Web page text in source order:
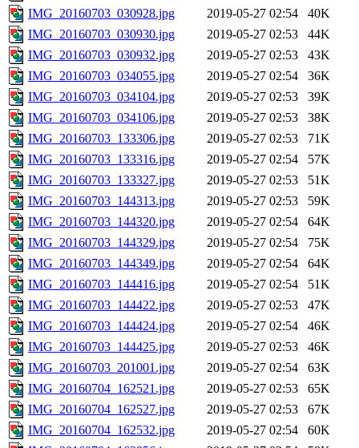
IMG_20160703_030928.jpg
2019-05-27 02:54
40K
IMG_20160703_030930.jpg
2019-05-27 02:53
44K
IMG_20160703_030932.jpg
2019-05-27 02:53
43K
IMG_20160703_034055.jpg
2019-05-27 02:54
36K
IMG_20160703_034104.jpg
2019-05-27 02:53
39K
IMG_20160703_034106.jpg
2019-05-27 02:53
38K
IMG_20160703_133306.jpg
2019-05-27 02:53
71K
IMG_20160703_133316.jpg
2019-05-27 02:54
57K
IMG_20160703_133327.jpg
2019-05-27 02:53
51K
IMG_20160703_144313.jpg
2019-05-27 02:53
59K
IMG_20160703_144320.jpg
2019-05-27 02:54
64K
IMG_20160703_144329.jpg
2019-05-27 02:54
75K
IMG_20160703_144349.jpg
2019-05-27 02:54
64K
IMG_20160703_144416.jpg
2019-05-27 02:54
51K
IMG_20160703_144422.jpg
2019-05-27 02:53
47K
IMG_20160703_144424.jpg
2019-05-27 02:54
46K
IMG_20160703_144425.jpg
2019-05-27 02:53
46K
IMG_20160703_201001.jpg
2019-05-27 02:54
63K
IMG_20160704_162521.jpg
2019-05-27 02:53
65K
IMG_20160704_162527.jpg
2019-05-27 02:53
67K
IMG_20160704_162532.jpg
2019-05-27 02:54
60K